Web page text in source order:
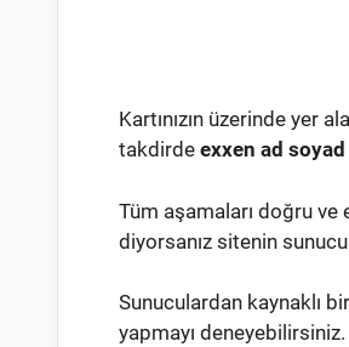
Kartınızın üzerinde yer
takdirde exxen ad soyad
Tüm aşamaları doğru
diyorsanız sitenin
Sunuculardan kaynaklı
yapmayı deneyebilirsiniz.